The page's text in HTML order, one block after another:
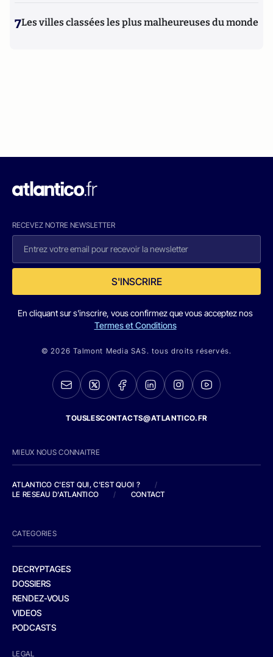
7Les villes classées les plus malheureuses du monde
RECEVEZ NOTRE NEWSLETTER
S'INSCRIRE
En cliquant sur s'inscrire, vous confirmez que vous acceptez nos
Termes et Conditions
© 2026 Talmont Media SAS. tous droits réservés.
TOUSLESCONTACTS@ATLANTICO.FR
MIEUX NOUS CONNAITRE
ATLANTICO C'EST QUI, C'EST QUOI ?
/
LE RESEAU D'ATLANTICO
/ CONTACT
CATEGORIES
DECRYPTAGES
DOSSIERS
RENDEZ-VOUS
VIDEOS
PODCASTS
LEGAL